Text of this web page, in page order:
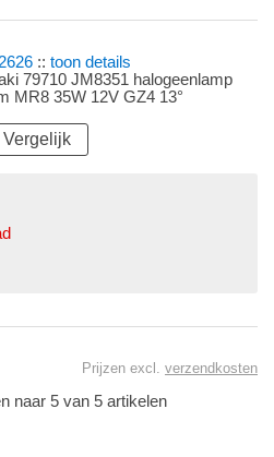
::toon details
79710 JM8351 halogeenlamp
MR8 35W 12V GZ4 13°
Vergelijk
Prijzen excl. verzendkosten
naar 5 van 5 artikelen